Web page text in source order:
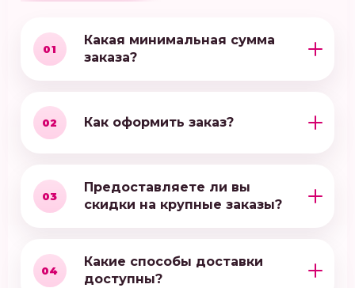
01
Какая минимальная сумма
заказа?
02 Как оформить заказ?
03
Предоставляете ли вы
скидки на крупные заказы?
04
Какие способы доставки
доступны?